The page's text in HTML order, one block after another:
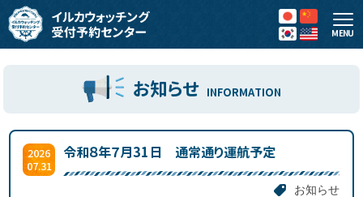
MENU
お知らせ INFORMATION
2026
07.31
令和８年７月31日 通常通り運航予定
お知らせ